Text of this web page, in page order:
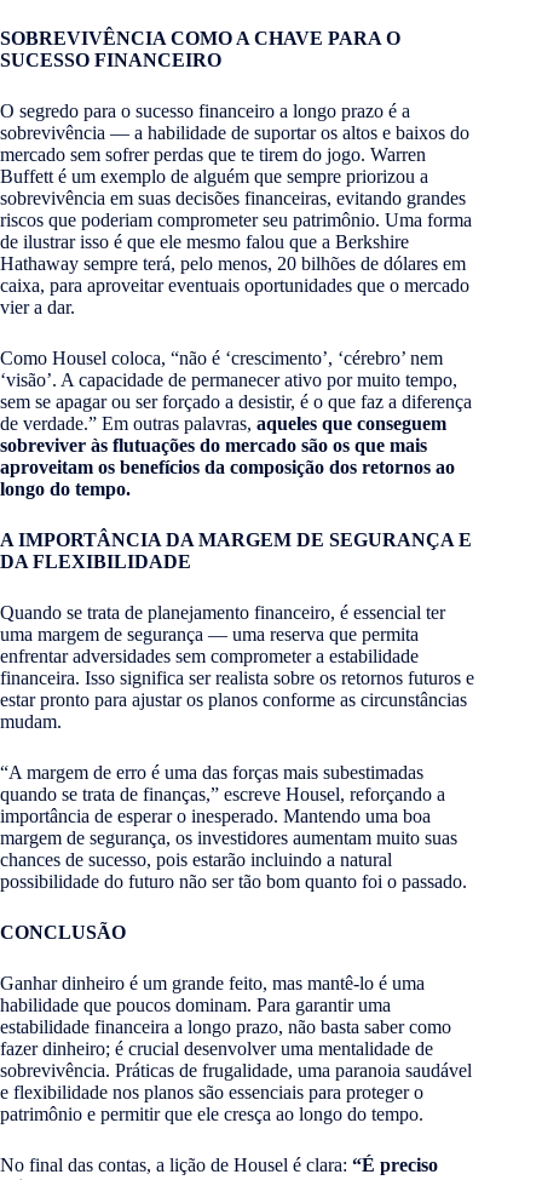
SOBREVIVÊNCIA COMO A CHAVE PARA O
SUCESSO FINANCEIRO
O segredo para o sucesso financeiro a longo prazo é a
sobrevivência — a habilidade de suportar os altos e baixos do
mercado sem sofrer perdas que te tirem do jogo. Warren
Buffett é um exemplo de alguém que sempre priorizou a
sobrevivência em suas decisões financeiras, evitando grandes
riscos que poderiam comprometer seu patrimônio. Uma forma
de ilustrar isso é que ele mesmo falou que a Berkshire
Hathaway sempre terá, pelo menos, 20 bilhões de dólares em
caixa, para aproveitar eventuais oportunidades que o mercado
vier a dar.
Como Housel coloca, “não é ‘crescimento’, ‘cérebro’ nem
‘visão’. A capacidade de permanecer ativo por muito tempo,
sem se apagar ou ser forçado a desistir, é o que faz a diferença
de verdade.” Em outras palavras, aqueles que conseguem
sobreviver às flutuações do mercado são os que mais
aproveitam os benefícios da composição dos retornos ao
longo do tempo.
A IMPORTÂNCIA DA MARGEM DE SEGURANÇA E
DA FLEXIBILIDADE
Quando se trata de planejamento financeiro, é essencial ter
uma margem de segurança — uma reserva que permita
enfrentar adversidades sem comprometer a estabilidade
financeira. Isso significa ser realista sobre os retornos futuros e
estar pronto para ajustar os planos conforme as circunstâncias
mudam.
“A margem de erro é uma das forças mais subestimadas
quando se trata de finanças,” escreve Housel, reforçando a
importância de esperar o inesperado. Mantendo uma boa
margem de segurança, os investidores aumentam muito suas
chances de sucesso, pois estarão incluindo a natural
possibilidade do futuro não ser tão bom quanto foi o passado.
CONCLUSÃO
Ganhar dinheiro é um grande feito, mas mantê-lo é uma
habilidade que poucos dominam. Para garantir uma
estabilidade financeira a longo prazo, não basta saber como
fazer dinheiro; é crucial desenvolver uma mentalidade de
sobrevivência. Práticas de frugalidade, uma paranoia saudável
e flexibilidade nos planos são essenciais para proteger o
patrimônio e permitir que ele cresça ao longo do tempo.
No final das contas, a lição de Housel é clara: “É preciso